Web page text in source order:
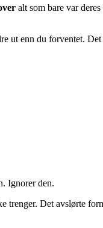
alt som bare var
ut enn du forventet.
Ignorer den.
trenger. Det avslørte